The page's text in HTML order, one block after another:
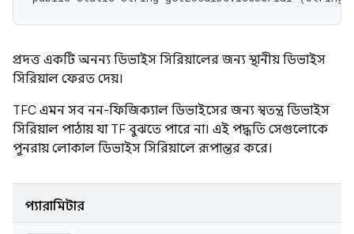
প্রদত্ত একটি অনন্য ডিভাইস সিরিয়ালের জন্য স্থানীয় ডিভাইস
সিরিয়াল ফেরত দেয়।
TFC এমন সব নন-ফিজিক্যাল ডিভাইসের জন্য স্বতন্ত্র ডিভাইস
সিরিয়াল পাঠায় যা TF বুঝতে পারে না। এই পদ্ধতি সেগুলোকে
পুনরায় লোকাল ডিভাইস সিরিয়ালে রূপান্তর করে।
প্যারামিটার